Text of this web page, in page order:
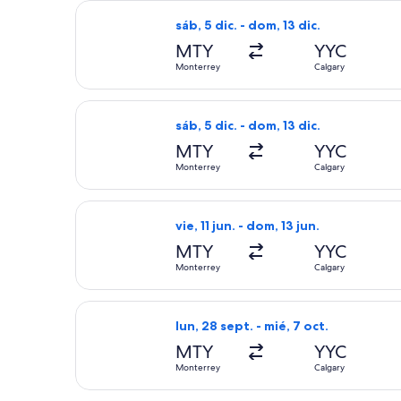
sáb, 5 dic. - dom, 13 dic.
MTY
Monterrey
YYC
Calgary
Seleccionar vuelo de Air Canada,
sáb, 5 dic. - dom, 13 dic.
MTY
Monterrey
YYC
Calgary
Seleccionar vuelo de Air Canada,
vie, 11 jun. - dom, 13 jun.
MTY
Monterrey
YYC
Calgary
Seleccionar vuelo de American
lun, 28 sept. - mié, 7 oct.
MTY
Monterrey
YYC
Calgary
Seleccionar vuelo de Air Canada,